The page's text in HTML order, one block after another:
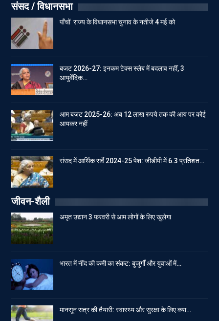
संसद / विधानसभा
पाँचों राज्य के विधानसभा चुनाव के नतीजे 4 मई को
बजट 2026-27: इनकम टेक्स स्लेब में बदलाव नहीं, 3
आयुर्वेदिक…
आम बजट 2025-26: अब 12 लाख रुपये तक की आय पर कोई
आयकर नहीं
संसद में आर्थिक सर्वे 2024-25 पेश: जीडीपी में 6.3 प्रतिशत…
जीवन-शैली
अमृत उद्यान 3 फरवरी से आम लोगों के लिए खुलेगा
भारत में नींद की कमी का संकट: बुजुर्गों और युवाओं में…
मानसून सत्र की तैयारी: स्वास्थ्य और सुरक्षा के लिए क्या…